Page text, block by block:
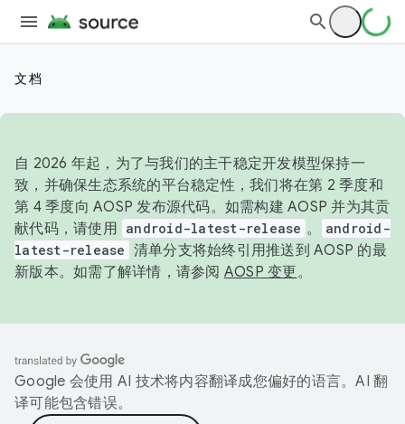
文档
自 2026 年起，为了与我们的主干稳定开发模型保持一
致，并确保生态系统的平台稳定性，我们将在第 2 季度和
第 4 季度向 AOSP 发布源代码。如需构建 AOSP 并为其贡
献代码，请使用 android-latest-release 。
android-
latest-release 清单分支将始终引用推送到 AOSP 的最
新版本。如需了解详情，请参阅 AOSP 变更。
Google 会使用 AI 技术将内容翻译成您偏好的语言。AI 翻
译可能包含错误。